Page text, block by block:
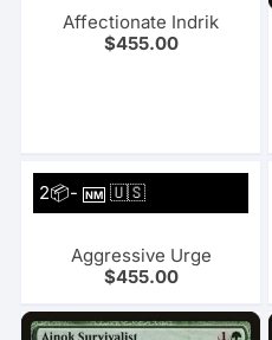
Affectionate Indrik
$455.00
2📦-NM 🇺🇸
Aggressive Urge
$455.00